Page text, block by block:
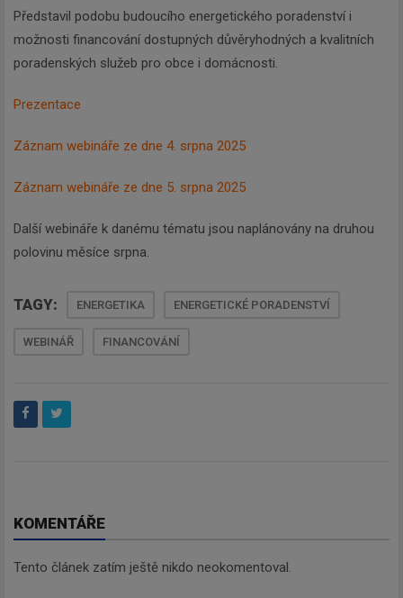
Představil podobu budoucího energetického poradenství i
možnosti financování dostupných důvěryhodných a kvalitních
poradenských služeb pro obce i domácnosti.
Prezentace
Záznam webináře ze dne 4. srpna 2025
Záznam webináře ze dne 5. srpna 2025
Další webináře k danému tématu jsou naplánovány na druhou
polovinu měsíce srpna.
TAGY: ENERGETIKA ENERGETICKÉ PORADENSTVÍ
WEBINÁŘ FINANCOVÁNÍ
KOMENTÁŘE
Tento článek zatím ještě nikdo neokomentoval.